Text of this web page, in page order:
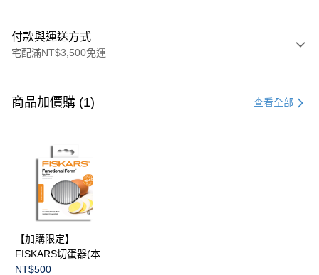
付款與運送方式
宅配滿NT$3,500免運
信用卡一次付款
3 期 0 利率 每期
合作金庫商業銀行
華南商業銀行
上海商業儲蓄銀行
國泰世華商業銀行
臺灣中小企業銀行
匯豐（台灣）商業銀行
聯邦商業銀行
LINE Pay
Apple Pay
運送方式
黑貓宅急便
商品加價購 (1) 查看全部
【加購限定】
FISKARS切蛋器(本商
品不提供破損保證)
NT$500